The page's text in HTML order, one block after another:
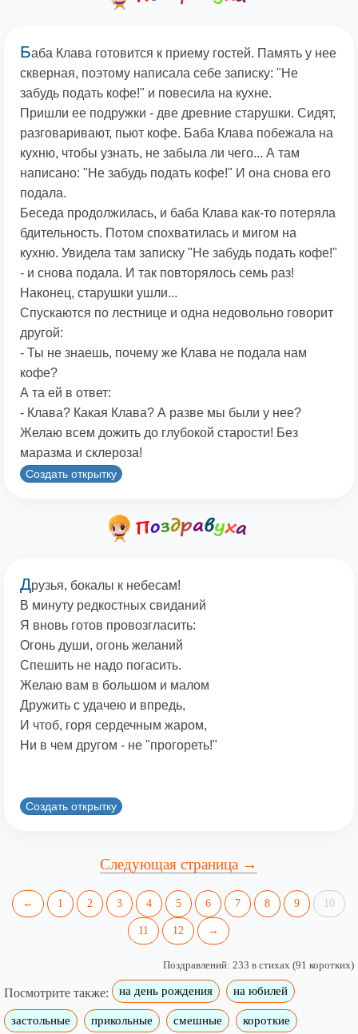
Баба Клава готовится к приему гостей. Память у нее
скверная, поэтому написала себе записку: "Не
забудь подать кофе!" и повесила на кухне.
Пришли ее подружки - две древние старушки. Сидят,
разговаривают, пьют кофе. Баба Клава побежала на
кухню, чтобы узнать, не забыла ли чего... А там
написано: "Не забудь подать кофе!" И она снова его
подала.
Беседа продолжилась, и баба Клава как-то потеряла
бдительность. Потом спохватилась и мигом на
кухню. Увидела там записку "Не забудь подать кофе!"
- и снова подала. И так повторялось семь раз!
Наконец, старушки ушли...
Спускаются по лестнице и одна недовольно говорит
другой:
- Ты не знаешь, почему же Клава не подала нам
кофе?
А та ей в ответ:
- Клава? Какая Клава? А разве мы были у нее?
Желаю всем дожить до глубокой старости! Без
маразма и склероза!
Создать открытку
Друзья, бокалы к небесам!
В минуту редкостных свиданий
Я вновь готов провозгласить:
Огонь души, огонь желаний
Спешить не надо погасить.
Желаю вам в большом и малом
Дружить с удачею и впредь,
И чтоб, горя сердечным жаром,
Ни в чем другом - не "прогореть!"
Создать открытку
Следующая страница →
← 1 2 3 4 5 6 7 8 9 10
11 12 →
Поздравлений: 233 в стихах (91 коротких)
Посмотрите также: на день рождения на юбилей
застольные прикольные смешные короткие